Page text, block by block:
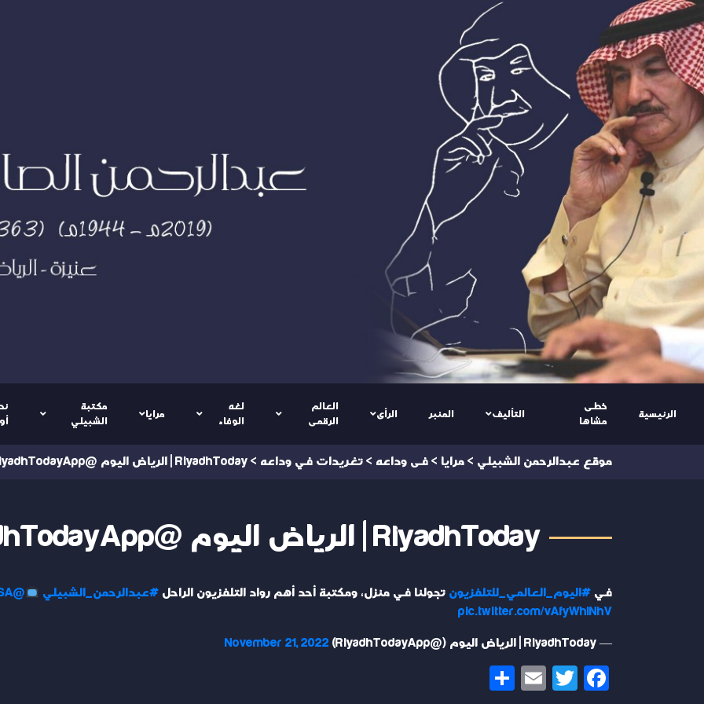
الرئيسية
خطى
مشاها
التأليف المنبر الرأى
العالم
الرقمى
لغه
الوفاء
مرايا
مكتبة
الشبيلي
موقع عبدالرحمن الشبيلي > مرايا > فى وداعه > تغريدات في وداعه > RiyadhToday | الرياض اليوم @RiyadhTodayApp
RiyadhToday | الرياض اليوم @RiyadhTodayApp
في #اليوم_العالمي_للتلفزيون تجولنا في منزل، ومكتبة أحد أهم رواد التلفزيون الراحل #عبدالرحمن_الشبيلي @shashKSA
pic.twitter.com/vAfyWhlNhV
— RiyadhToday | الرياض اليوم (@RiyadhTodayApp) November 21, 2022
Facebook
Twitter
Email